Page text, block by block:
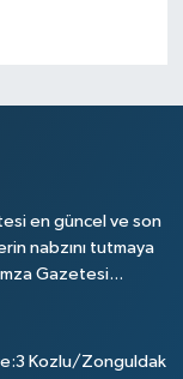
en güncel ve son
nabzını tutmaya
Gazetesi...
Kozlu/Zonguldak